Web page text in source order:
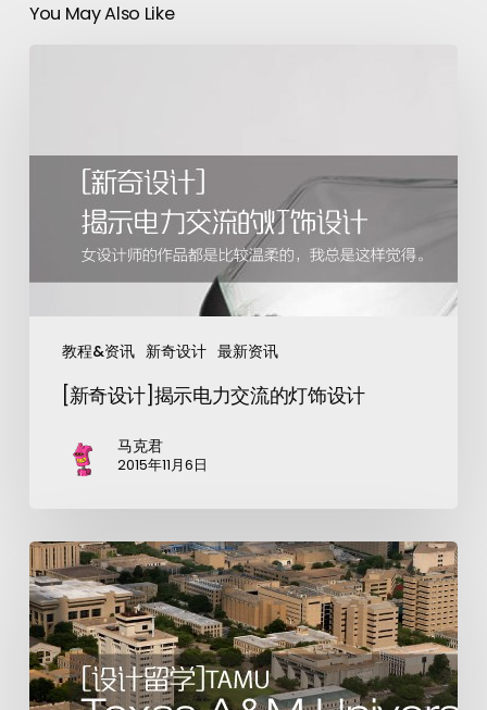
You May Also Like
教程&资讯 新奇设计 最新资讯
[新奇设计]揭示电力交流的灯饰设计
马克君
2015年11月6日